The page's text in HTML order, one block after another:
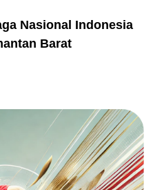
Nasional Indonesia
Barat